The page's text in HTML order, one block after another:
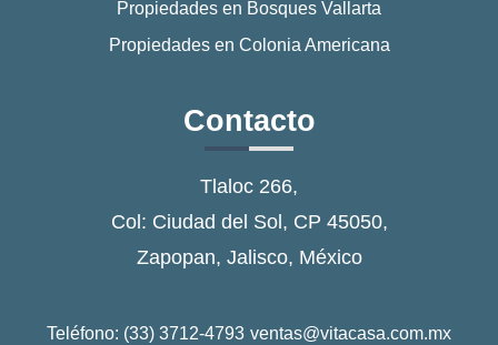
Propiedades en Bosques Vallarta
Propiedades en Colonia Americana
Contacto
Tlaloc 266,
Col: Ciudad del Sol, CP 45050,
Zapopan, Jalisco, México
Teléfono: (33) 3712-4793 ventas@vitacasa.com.mx